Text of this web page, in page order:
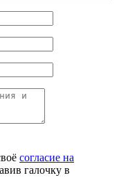
согласие на
галочку в